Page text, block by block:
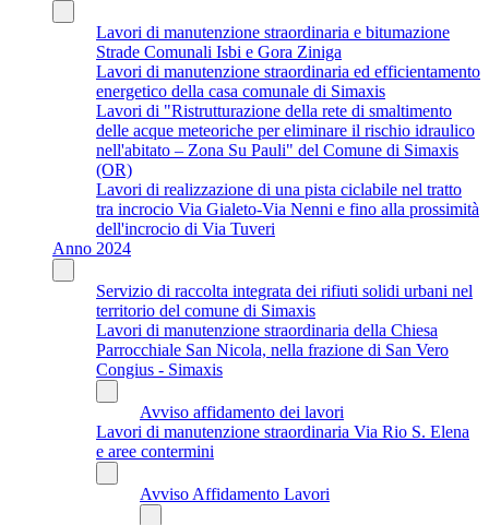
Lavori di manutenzione straordinaria e bitumazione
Strade Comunali Isbi e Gora Ziniga
Lavori di manutenzione straordinaria ed efficientamento
energetico della casa comunale di Simaxis
Lavori di "Ristrutturazione della rete di smaltimento
delle acque meteoriche per eliminare il rischio idraulico
nell'abitato – Zona Su Pauli" del Comune di Simaxis
(OR)
Lavori di realizzazione di una pista ciclabile nel tratto
tra incrocio Via Gialeto-Via Nenni e fino alla prossimità
dell'incrocio di Via Tuveri
Anno 2024
Servizio di raccolta integrata dei rifiuti solidi urbani nel
territorio del comune di Simaxis
Lavori di manutenzione straordinaria della Chiesa
Parrocchiale San Nicola, nella frazione di San Vero
Congius - Simaxis
Avviso affidamento dei lavori
Lavori di manutenzione straordinaria Via Rio S. Elena
e aree contermini
Avviso Affidamento Lavori